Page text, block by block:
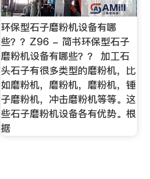
环保型石子磨粉机设备有哪
些？？Z96 - 简书环保型石子
磨粉机设备有哪些？？ 加工石
头石子有很多类型的磨粉机，比
如磨粉机，磨粉机，磨粉机，锤
子磨粉机，冲击磨粉机等等。这
些石子磨粉机设备各有优势。根
据